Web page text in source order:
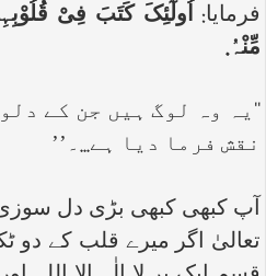
فرمایا: اُولٰٓئِکَ کَتَبَ فِیْ
مِّنْہُ.
‘‘یہ وہ لوگ ہیں جن کے
نقش فرما دیا ہے...۔’’
آپ کبھی کبھی بڑی دل سوزی
تعالیٰ اگر میرے قلب کے دو